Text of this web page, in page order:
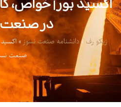
اکسید بور | خواص،
در صنعت
زیکو رف» دانشنامه صنعت نسوز»اکسید
صنعت نسوز